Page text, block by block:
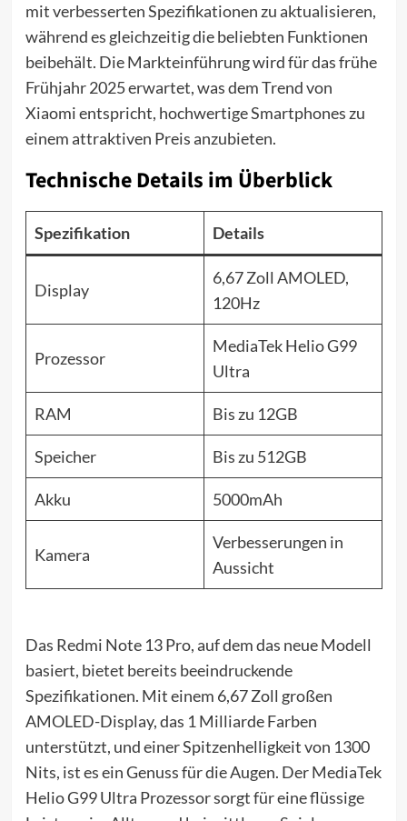
mit verbesserten Spezifikationen zu aktualisieren,
während es gleichzeitig die beliebten Funktionen
beibehält. Die Markteinführung wird für das frühe
Frühjahr 2025 erwartet, was dem Trend von
Xiaomi entspricht, hochwertige Smartphones zu
einem attraktiven Preis anzubieten.
Technische Details im Überblick
Spezifikation Details
Display
6,67 Zoll AMOLED,
120Hz
Prozessor
MediaTek Helio G99
Ultra
RAM Bis zu 12GB
Speicher Bis zu 512GB
Akku 5000mAh
Kamera
Verbesserungen in
Aussicht
Das Redmi Note 13 Pro, auf dem das neue Modell
basiert, bietet bereits beeindruckende
Spezifikationen. Mit einem 6,67 Zoll großen
AMOLED-Display, das 1 Milliarde Farben
unterstützt, und einer Spitzenhelligkeit von 1300
Nits, ist es ein Genuss für die Augen. Der MediaTek
Helio G99 Ultra Prozessor sorgt für eine flüssige